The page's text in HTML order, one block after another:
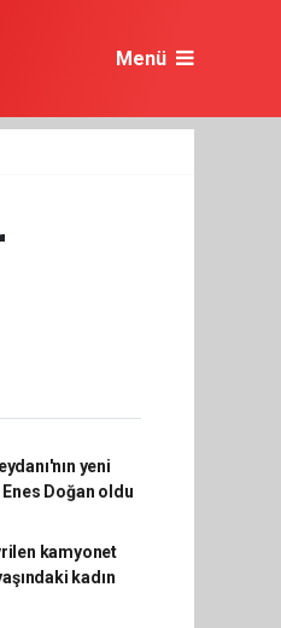
Menü
yeni
Enes Doğan oldu
kamyonet
kadın